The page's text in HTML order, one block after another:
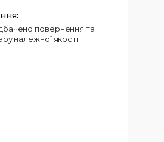
належної якості